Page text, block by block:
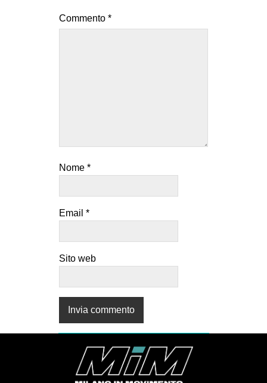
Commento *
Nome *
Email *
Sito web